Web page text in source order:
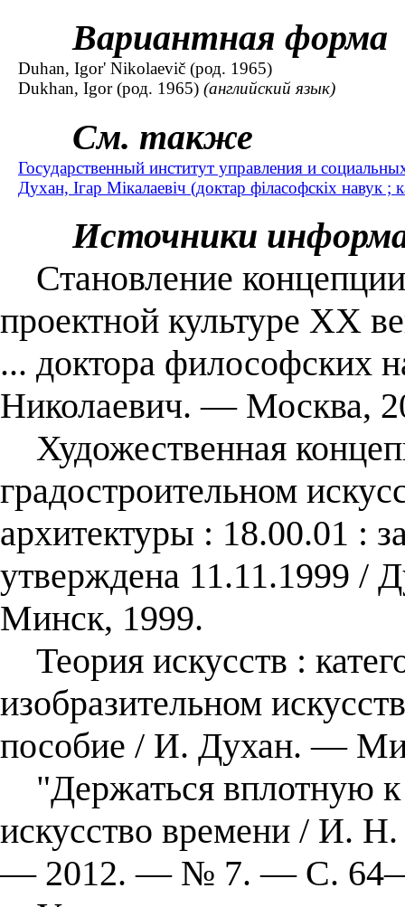
Вариантная форма
Duhan, Igor' Nikolaevič (род. 1965)
Dukhan, Igor (род. 1965) (английский язык)
См. также
Государственный институт управления и
Духан, Ігар Мікалаевіч (доктар філасофскіх навук
Источники
Становление
проектной культуре XX
... доктора философских
Николаевич. — Москва,
Художественная
градостроительном
архитектуры : 18.00.01 :
утверждена 11.11.1999 /
Минск, 1999.
Теория искусств :
изобразительном
пособие / И. Духан. —
"Держаться вплотную
искусство времени / И.
— 2012. — № 7. — С.